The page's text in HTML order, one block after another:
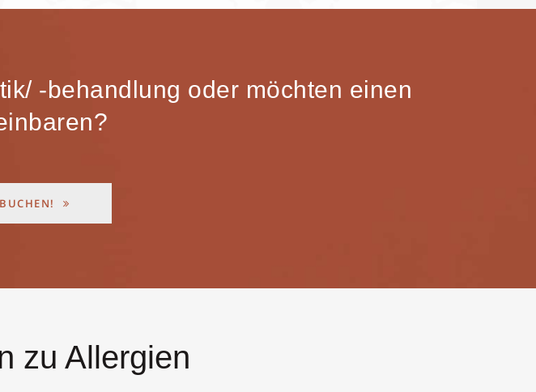
-behandlung oder möchten einen
zu Allergien